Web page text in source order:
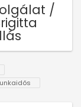
/